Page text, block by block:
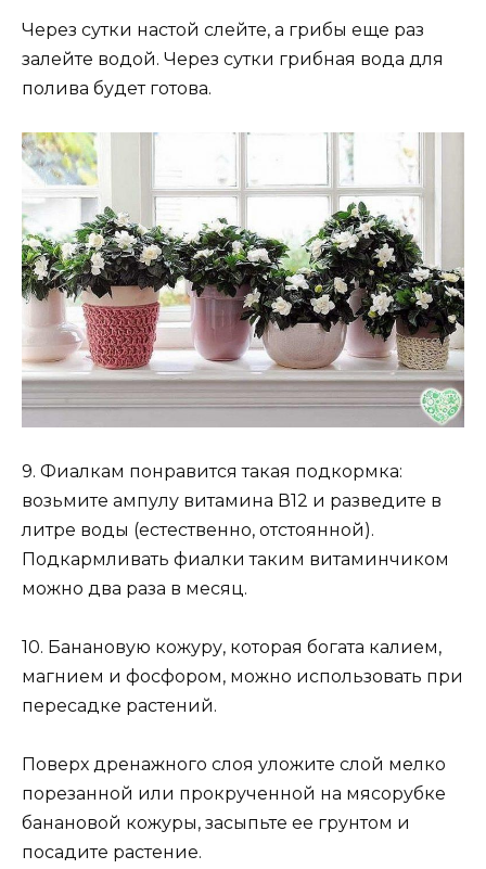
Через сутки настой слейте, а грибы еще раз
залейте водой. Через сутки грибная вода для
полива будет готова.
9. Фиалкам понравится такая подкормка:
возьмите ампулу витамина В12 и разведите в
литре воды (естественно, отстоянной).
Подкармливать фиалки таким витаминчиком
можно два раза в месяц.
10. Банановую кожуру, которая богата калием,
магнием и фосфором, можно использовать при
пересадке растений.
Поверх дренажного слоя уложите слой мелко
порезанной или прокрученной на мясорубке
банановой кожуры, засыпьте ее грунтом и
посадите растение.